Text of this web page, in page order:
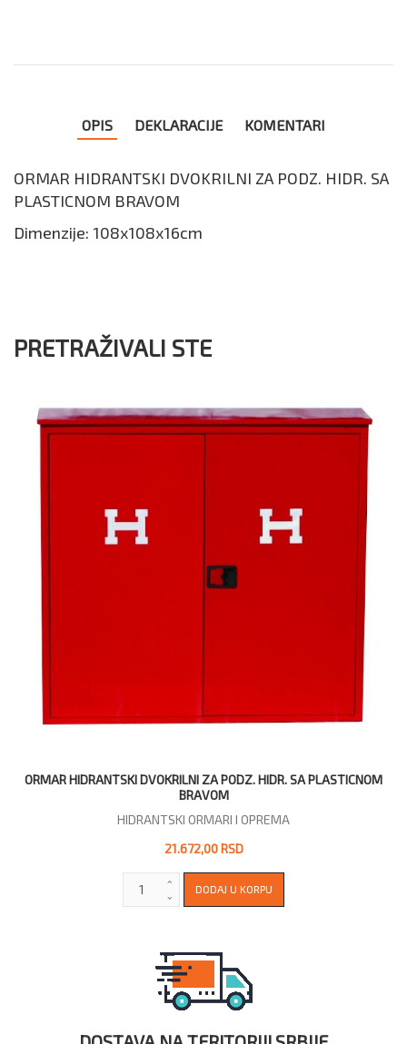
OPIS DEKLARACIJE KOMENTARI
ORMAR HIDRANTSKI DVOKRILNI ZA PODZ. HIDR. SA
PLASTICNOM BRAVOM
Dimenzije: 108x108x16cm
PRETRAŽIVALI STE
ORMAR HIDRANTSKI DVOKRILNI ZA PODZ. HIDR. SA PLASTICNOM
BRAVOM
HIDRANTSKI ORMARI I OPREMA
21.672,00 RSD